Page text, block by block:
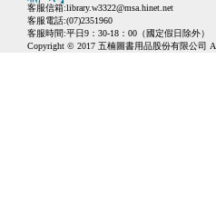
客服信箱:library.w3322@msa.hinet.net
客服電話:(07)2351960
客服時間:平日9：30-18：00（國定假日除外）
Copyright © 2017 五楠圖書用品股份有限公司